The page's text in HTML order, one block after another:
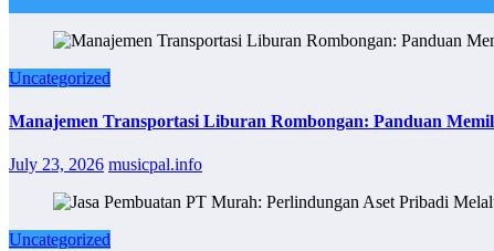
Uncategorized
Manajemen Transportasi Liburan Rombongan: Panduan
July 23, 2026 musicpal.info
Uncategorized